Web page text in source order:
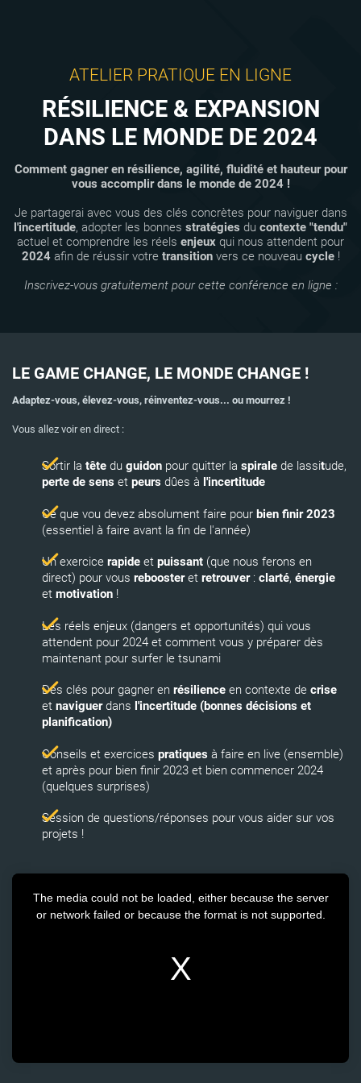
ATELIER PRATIQUE EN LIGNE
RÉSILIENCE & EXPANSION
DANS LE MONDE DE 2024
Comment gagner en résilience, agilité, fluidité et hauteur pour
vous accomplir dans le monde de 2024 !
​​​​​​​Je partagerai avec vous des clés concrètes pour naviguer dans
l'incertitude, adopter les bonnes stratégies du contexte "tendu"
actuel et comprendre les réels enjeux qui nous attendent pour
2024afin de réussir votre transitionvers ce nouveau cycle!
Inscrivez-vous gratuitement pour cette conférence en ligne :
LE GAME CHANGE, LE MONDE CHANGE !
Adaptez-vous, élevez-vous, réinventez-vous... ou mourrez !
​​​​​​​Vous allez voir en direct :
Sortir latête duguidon pour quitter laspirale de lassitude,
perte de sens etpeurs dûes à l'incertitude
Ce que vou devez absolument faire pourbien finir 2023
(essentiel à faire avant la fin de l'année)
Un exercicerapide etpuissant (que nous ferons en
direct) pour vousreboosteretretrouver:clarté,énergie
etmotivation !
Les réels enjeux (dangers et opportunités) qui vous
attendent pour 2024 et comment vous y préparer dès
maintenant pour surfer le tsunami
Des clés pour gagner enrésilience en contexte decrise
etnaviguerdans l'incertitude (bonnes décisions et
planification)
Conseils et exercicespratiques à faire en live (ensemble)
et après pour bien finir 2023 et bien commencer 2024
(quelques surprises)
Session de questions/réponses pour vous aider sur vos
projets !
The media could not be loaded, either because the server
or network failed or because the format is not supported.